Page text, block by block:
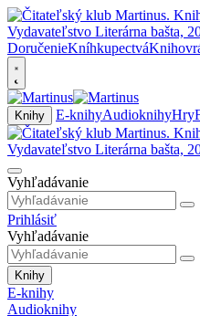
DoručenieKníhkupectvá
Knihy E-knihyAudioknihyHry
Vyhľadávanie
Prihlásiť
Vyhľadávanie
Knihy
E-knihy
Audioknihy